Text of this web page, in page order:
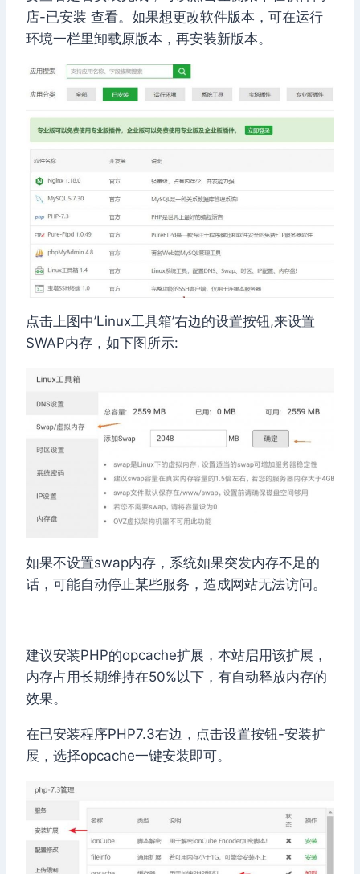
店-已安装 查看。如果想更改软件版本，可在运行
环境一栏里卸载原版本，再安装新版本。
点击上图中’Linux工具箱’右边的设置按钮,来设置
SWAP内存，如下图所示:
如果不设置swap内存，系统如果突发内存不足的
话，可能自动停止某些服务，造成网站无法访问。
建议安装PHP的opcache扩展，本站启用该扩展，
内存占用长期维持在50%以下，有自动释放内存的
效果。
在已安装程序PHP7.3右边，点击设置按钮-安装扩
展，选择opcache一键安装即可。